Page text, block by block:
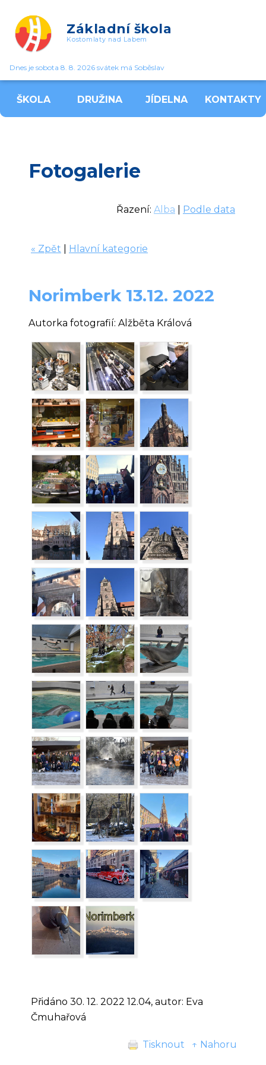
Základní škola
Kostomlaty nad Labem
Dnes je sobota 8. 8. 2026 svátek má Soběslav
ŠKOLA DRUŽINA JÍDELNA KONTAKTY
Fotogalerie
Řazení: Alba Podle data
« Zpět Hlavní kategorie
Norimberk 13.12. 2022
Autorka fotografií: Alžběta Králová
Přidáno 30. 12. 2022 12.04, autor: Eva
Čmuhařová
Tisknout ↑ Nahoru